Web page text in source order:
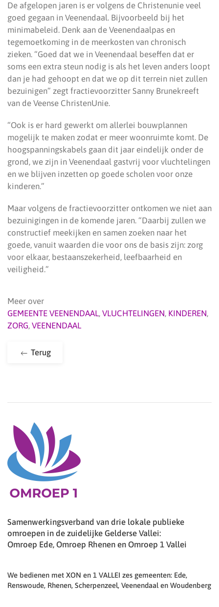
De afgelopen jaren is er volgens de Christenunie veel
goed gegaan in Veenendaal. Bijvoorbeeld bij het
minimabeleid. Denk aan de Veenendaalpas en
tegemoetkoming in de meerkosten van chronisch
zieken. “Goed dat we in Veenendaal beseffen dat er
soms een extra steun nodig is als het leven anders loopt
dan je had gehoopt en dat we op dit terrein niet zullen
bezuinigen” zegt fractievoorzitter Sanny Brunekreeft
van de Veense ChristenUnie.
“Ook is er hard gewerkt om allerlei bouwplannen
mogelijk te maken zodat er meer woonruimte komt. De
hoogspanningskabels gaan dit jaar eindelijk onder de
grond, we zijn in Veenendaal gastvrij voor vluchtelingen
en we blijven inzetten op goede scholen voor onze
kinderen.”
Maar volgens de fractievoorzitter ontkomen we niet aan
bezuinigingen in de komende jaren. “Daarbij zullen we
constructief meekijken en samen zoeken naar het
goede, vanuit waarden die voor ons de basis zijn: zorg
voor elkaar, bestaanszekerheid, leefbaarheid en
veiligheid.”
Meer over
GEMEENTE VEENENDAAL, VLUCHTELINGEN, KINDEREN,
ZORG, VEENENDAAL
Terug
Samenwerkingsverband van drie lokale publieke
omroepen in de zuidelijke Gelderse Vallei:
Omroep Ede, Omroep Rhenen en Omroep 1 Vallei
We bedienen met XON en 1 VALLEI zes gemeenten: Ede,
Renswoude, Rhenen, Scherpenzeel, Veenendaal en Woudenberg